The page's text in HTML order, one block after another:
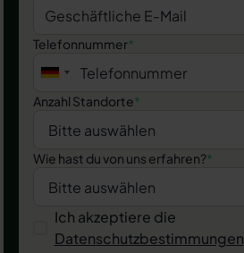
Telefonnummer*
Anzahl Standorte*
Wie hast du von uns erfahren?*
Ich akzeptiere die
Datenschutzbestimmungen